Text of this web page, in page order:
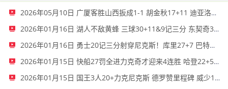
2026年05月10日 广厦客胜山西扳成1-1 胡金秋17+11 迪亚洛关键上篮不中
2026年01月16日 湖人不敌黄蜂 三球30+11&9记三分 东契奇39分 詹姆斯29+9+6
2026年01月16日 勇士20记三分射穿尼克斯！库里27+7 巴特勒32+8 穆迪三分9中7
2026年01月15日 快船27罚全进力克奇才迎来4连胜 哈登22+5+8 伦纳德33分4断
2026年01月15日 国王3人20+力克尼克斯 德罗赞里程碑 威少11助 布伦森伤退